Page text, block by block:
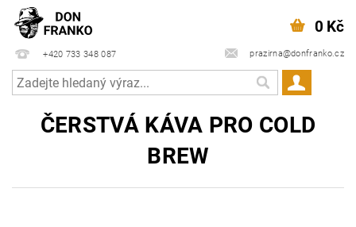
+420 733 348 087 prazirna@donfranko.cz
0 Kč
ČERSTVÁ KÁVA PRO COLD
BREW